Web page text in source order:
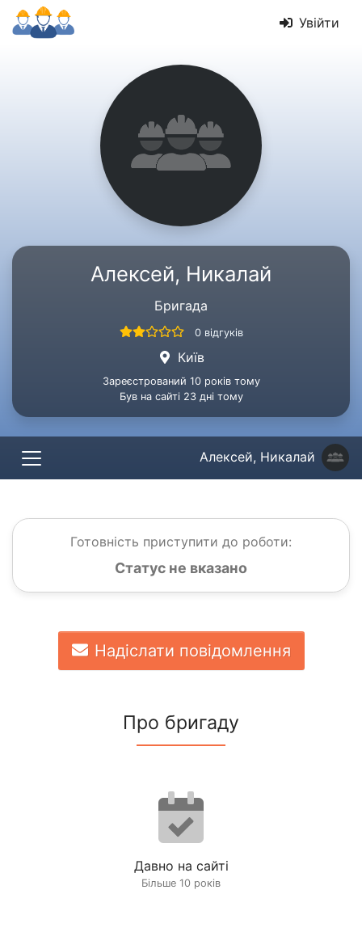
Увійти
Алексей, Никалай
Бригада
0 відгуків
Київ
Зареєстрований 10 років тому
Був на сайті 23 дні тому
Алексей, Никалай
Готовність приступити до роботи:
Статус не вказано
Надіслати повідомлення
Про бригаду
Давно на сайті
Більше 10 років